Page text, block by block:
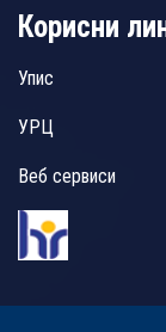
Корисни
Упис
УРЦ
Веб сервиси